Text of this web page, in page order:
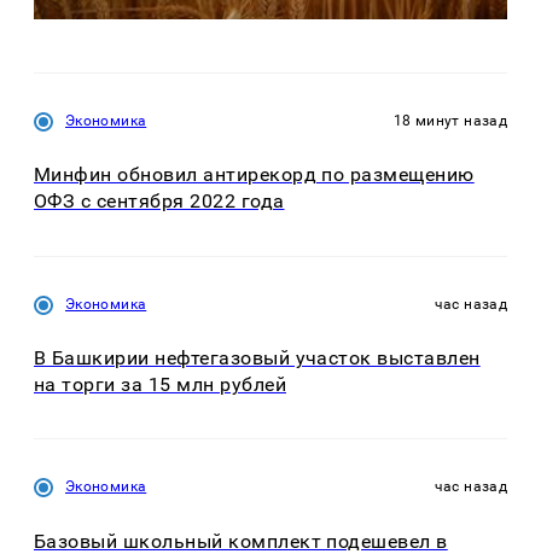
Экономика 18 минут назад
Минфин обновил антирекорд по размещению
ОФЗ с сентября 2022 года
Экономика час назад
В Башкирии нефтегазовый участок выставлен
на торги за 15 млн рублей
Экономика час назад
Базовый школьный комплект подешевел в